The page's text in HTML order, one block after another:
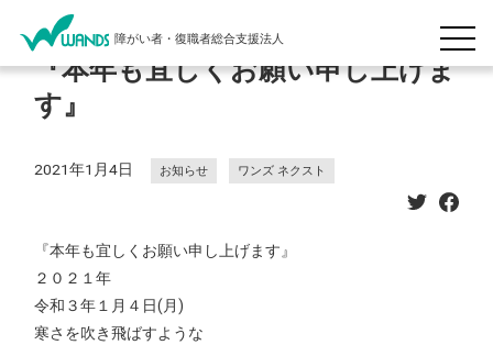
障がい者・復職者総合支援法人
『本年も宜しくお願い申し上げま
す』
2021年1月4日 お知らせ ワンズ ネクスト
『本年も宜しくお願い申し上げます』
２０２１年
令和３年１月４日(月)
寒さを吹き飛ばすような